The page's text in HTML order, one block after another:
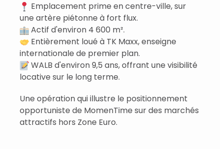
Emplacement prime en centre-ville, sur
une artère piétonne à fort flux.
Actif d'environ 4 600 m².
Entièrement loué à TK Maxx, enseigne
internationale de premier plan.
WALB d'environ 9,5 ans, offrant une visibilité
locative sur le long terme.
Une opération qui illustre le positionnement
opportuniste de MomenTime sur des marchés
attractifs hors Zone Euro.